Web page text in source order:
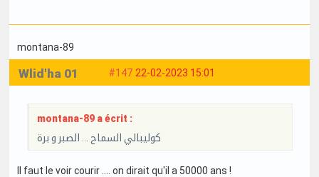
montana-89
#147 22-02-2023 15:01
Wlid'ha 01
montana-89 a écrit :
كوليبالي السماح ... الصبر و برة
Il faut le voir courir .... on dirait qu'il a 50000 ans !